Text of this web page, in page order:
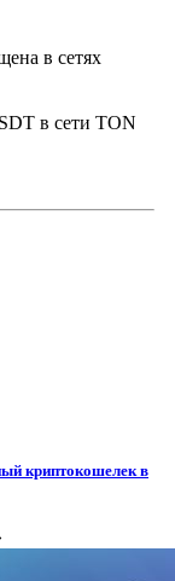
в сетях
в сети TON
криптокошелек в